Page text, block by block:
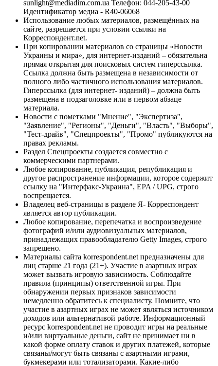
sunlight@mediadim.com.ua Телефон: 044-205-43-00
Идентификатор медиа - R40-06068
Использование любых материалов, размещённых на
сайте, разрешается при условии ссылки на
Корреспондент.net.
При копировании материалов со страницы «Новости
Украины и мира», для интернет-изданий – обязательна
прямая открытая для поисковых систем гиперссылка.
Ссылка должна быть размещена в независимости от
полного либо частичного использования материалов.
Гиперссылка (для интернет- изданий) – должна быть
размещена в подзаголовке или в первом абзаце
материала.
Новости с пометками "Мнение", "Экспертиза",
"Заявление", "Регионы", "Деньги", "Власть", "Выборы",
"Тест-драйв", "Спецпроекты", "Промо" публикуются на
правах рекламы.
Раздел Спецпроекты создается совместно с
коммерческими партнерами.
Любое копирование, публикация, републикация и
другое распространение информации, которое содержит
ссылку на "Интерфакс-Украина", EPA / UPG, строго
воспрещается.
Владелец веб-страницы в разделе Я- Корреспондент
является автор публикации.
Любое копирование, перепечатка и воспроизведение
фотографий и/или аудиовизуальных материалов,
принадлежащих правообладателю Getty Images, строго
запрещено.
Материалы сайта korrespondent.net предназначены для
лиц старше 21 года (21+). Участие в азартных играх
может вызвать игровую зависимость. Соблюдайте
правила (принципы) ответственной игры. При
обнаружении первых признаков зависимости
немедленно обратитесь к специалисту. Помните, что
участие в азартных играх не может являться источником
доходов или альтернативой работе. Информационный
ресурс korrespondent.net не проводит игры на реальные
и/или виртуальные деньги, сайт не принимает ни в
какой форме оплату ставок и других платежей, которые
связаны/могут быть связаны с азартными играми,
букмекерами или тотализаторами. Какие-либо